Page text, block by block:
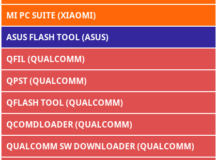
MI PC SUITE (XIAOMI)
ASUS FLASH TOOL (ASUS)
QFIL (QUALCOMM)
QPST (QUALCOMM)
QFLASH TOOL (QUALCOMM)
QCOMDLOADER (QUALCOMM)
QUALCOMM SW DOWNLOADER (QUALCOMM)